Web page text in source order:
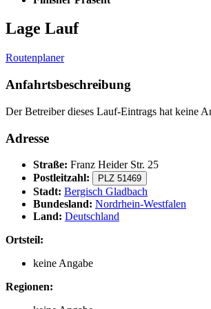
Lage Lauf
Routenplaner
Anfahrtsbeschreibung
Der Betreiber dieses Lauf-Eintrags hat keine
Adresse
Straße: Franz Heider Str. 25
Postleitzahl:
PLZ 51469
Stadt: Bergisch Gladbach
Bundesland: Nordrhein-Westfalen
Land: Deutschland
Ortsteil:
keine Angabe
Regionen: